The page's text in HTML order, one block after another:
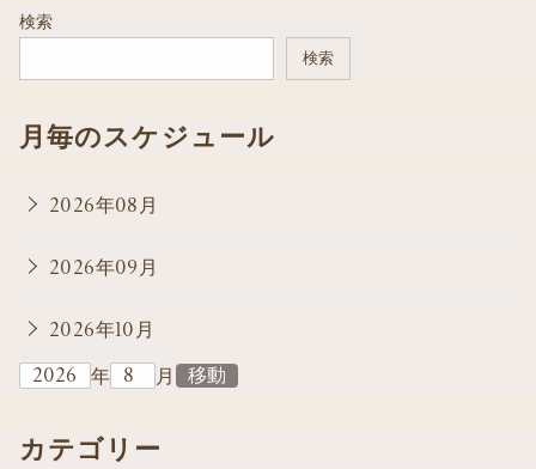
検索
検索
月毎のスケジュール
2026年08月
2026年09月
2026年10月
年
月
カテゴリー